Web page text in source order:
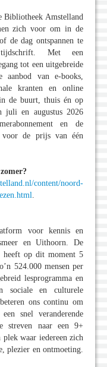
Bibliotheek Amstelland
zich voor om in de
de dag ontspannen te
Met een
tot een uitgebreide
van e-books,
kranten en online
de buurt, thuis én op
en augustus 2026
en de
voor de prijs van één
content/noord-
.
voor kennis en
en Uithoorn. De
heeft op dit moment 5
524.000 mensen per
lesprogramma en
sociale en culturele
ons continu om
snel veranderende
streven naar een 9+
waar iedereen zich
plezier en ontmoeting.